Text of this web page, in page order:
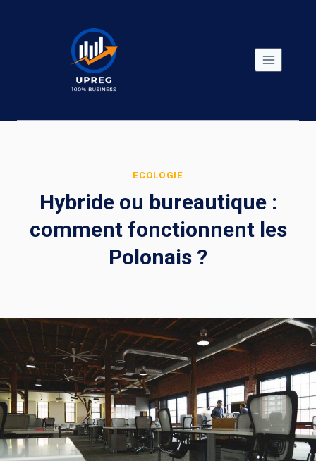
ECOLOGIE
Hybride ou bureautique :
comment fonctionnent les
Polonais ?